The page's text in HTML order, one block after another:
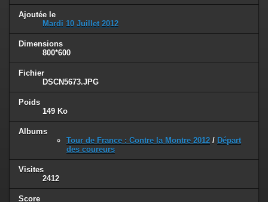
Ajoutée le
Mardi 10 Juillet 2012
Dimensions
800*600
Fichier
DSCN5673.JPG
Poids
149 Ko
Albums
Tour de France : Contre la Montre 2012 / Départ
des coureurs
Visites
2412
Score